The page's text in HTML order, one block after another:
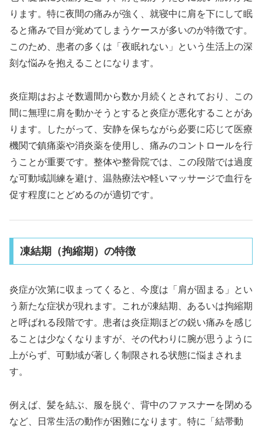
ります。特に夜間の痛みが強く、就寝中に肩を下にして眠
ると痛みで目が覚めてしまうケースが多いのが特徴です。
このため、患者の多くは「夜眠れない」という生活上の深
刻な悩みを抱えることになります。
炎症期はおよそ数週間から数か月続くとされており、この
間に無理に肩を動かそうとすると炎症が悪化することがあ
ります。したがって、安静を保ちながら必要に応じて医療
機関で鎮痛薬や消炎薬を使用し、痛みのコントロールを行
うことが重要です。整体や整骨院では、この段階では過度
な可動域訓練を避け、温熱療法や軽いマッサージで血行を
促す程度にとどめるのが適切です。
凍結期（拘縮期）の特徴
炎症が次第に収まってくると、今度は「肩が固まる」とい
う新たな症状が現れます。これが凍結期、あるいは拘縮期
と呼ばれる段階です。患者は炎症期ほどの鋭い痛みを感じ
ることは少なくなりますが、その代わりに腕が思うように
上がらず、可動域が著しく制限される状態に悩まされま
す。
例えば、髪を結ぶ、服を脱ぐ、背中のファスナーを閉める
など、日常生活の動作が困難になります。特に「結帯動